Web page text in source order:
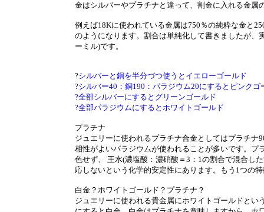
金はシルバーやプラチナと違って、割金に入れる金属
例えば18Kに使われている金属は750％の純粋な金と
のようになります。割合は単純化して書きましたが
ーミル)です。
?シルバーと銅を半分づつ使うとイエローゴールド
?シルバー40：銅190：パラジウム20にするとピンクゴ
?全部シルバーにするとグリーンゴールド
?全部パラジウムにするとホワイトゴールド
プラチナ
ジュエリーに使われるプラチナ合金としてはプラチ
相性がよいパラジウムが使われることが多いです。
色せず、 王水(濃塩酸：濃硝酸＝3：1の割合で混合し
応しないという化学的安定性にあります。もう1つの
白金？ホワイトゴールド？プラチナ？
ジュエリーに使われる貴金属にホワイトゴールドと